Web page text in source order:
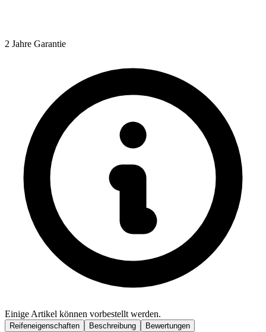
2 Jahre Garantie
Einige Artikel können vorbestellt werden.
Reifeneigenschaften Beschreibung Bewertungen